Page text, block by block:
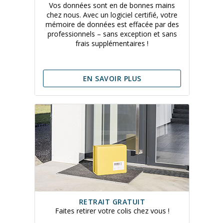
Vos données sont en de bonnes mains
chez nous. Avec un logiciel certifié, votre
mémoire de données est effacée par des
professionnels – sans exception et sans
frais supplémentaires !
EN SAVOIR PLUS
RETRAIT GRATUIT
Faites retirer votre colis chez vous !